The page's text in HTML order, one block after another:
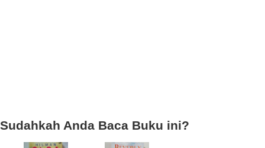
Sudahkah Anda Baca Buku ini?